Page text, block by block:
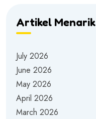
Artikel Menarik
July 2026
June 2026
May 2026
April 2026
March 2026